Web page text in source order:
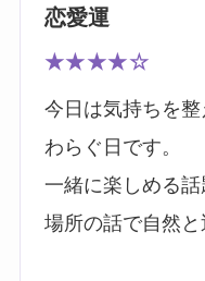
恋愛運
★★★★☆
今日は気持ちを
わらぐ日です。
一緒に楽しめる
場所の話で自然と